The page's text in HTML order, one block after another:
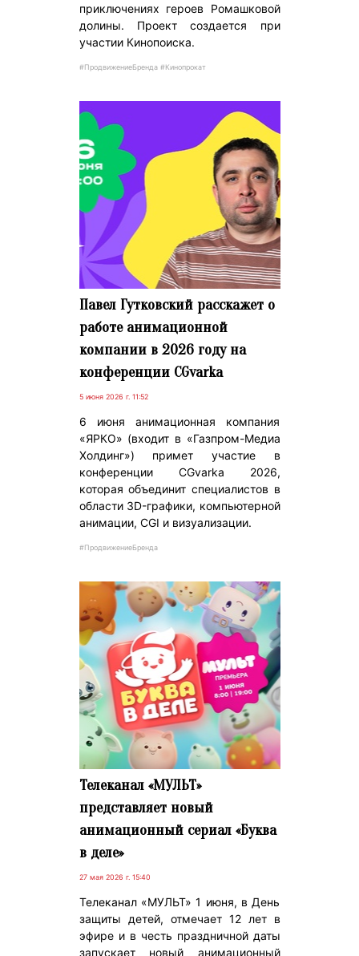
приключениях героев Ромашковой
долины. Проект создается при
участии Кинопоиска.
#ПродвижениеБренда #Кинопрокат
Павел Гутковский расскажет о
работе анимационной
компании в 2026 году на
конференции CGvarka
5 июня 2026 г. 11:52
6 июня анимационная компания
«ЯРКО» (входит в «Газпром-Медиа
Холдинг») примет участие в
конференции CGvarka 2026,
которая объединит специалистов в
области 3D-графики, компьютерной
анимации, CGI и визуализации.
#ПродвижениеБренда
Телеканал «МУЛЬТ»
представляет новый
анимационный сериал «Буква
в деле»
27 мая 2026 г. 15:40
Телеканал «МУЛЬТ» 1 июня, в День
защиты детей, отмечает 12 лет в
эфире и в честь праздничной даты
запускает новый анимационный